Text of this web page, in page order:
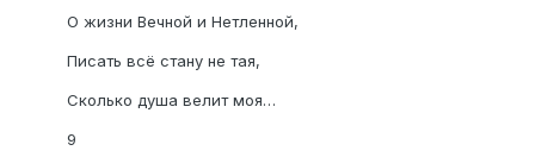
О жизни Вечной и Нетленной,
Писать всё стану не тая,
Сколько душа велит моя…
9